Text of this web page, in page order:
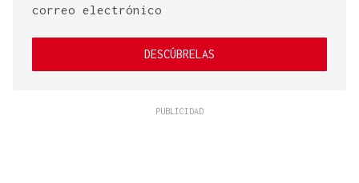
correo electrónico
DESCÚBRELAS